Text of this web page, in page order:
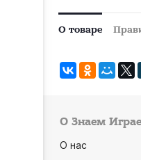
О товаре
О Знаем
О нас